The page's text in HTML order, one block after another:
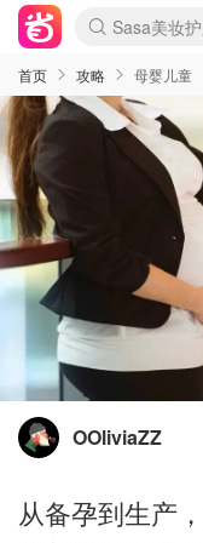
lululemon折
Sasa美妆
SSENSE年
Cettire降价
WWS Coles
viagogo二
Myer折扣汇
The Outnet
David
Flannels大
Perfumes
AMIRO面罩
Amazon折
Amazon数
Moose
EUFY摄像
Selenichast
悉尼-墨尔本
Amazon家
Amazon美
雅漾大喷$8
过敏原检测
科颜氏高保
SEALIFE海
丝塔芙大白
订阅
Harrods圣
LN-CC奢牌
d'Alba空姐
EVE LOM套
Bernardelli
Adore
Mytheresa
MOON
CR洗护套装
GANNI官网
Stylevana韩
Tessabit高
OGX洗发水
Amazon阿
卡诗8.5折+
Philips Hue
La Mer送8
始祖鸟 石头
雅诗兰黛7.5
祖玛珑赠5件
惊❗️修丽可
Loewe/BBR
黑五价❗阿
Crocs洞洞
A王情侣卫
三星4K智能
倩碧7.5折+
Bobbi
M.A.C 7.5
首页 攻略 母婴儿童
OOliviaZZ
从备孕到生产